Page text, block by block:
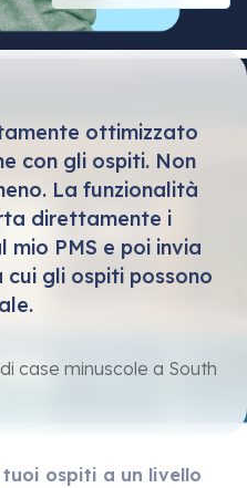
ottimizzato
con gli ospiti. Non
La funzionalità
direttamente i
PMS e poi invia
gli ospiti possono
case minuscole a South
ospiti a un livello